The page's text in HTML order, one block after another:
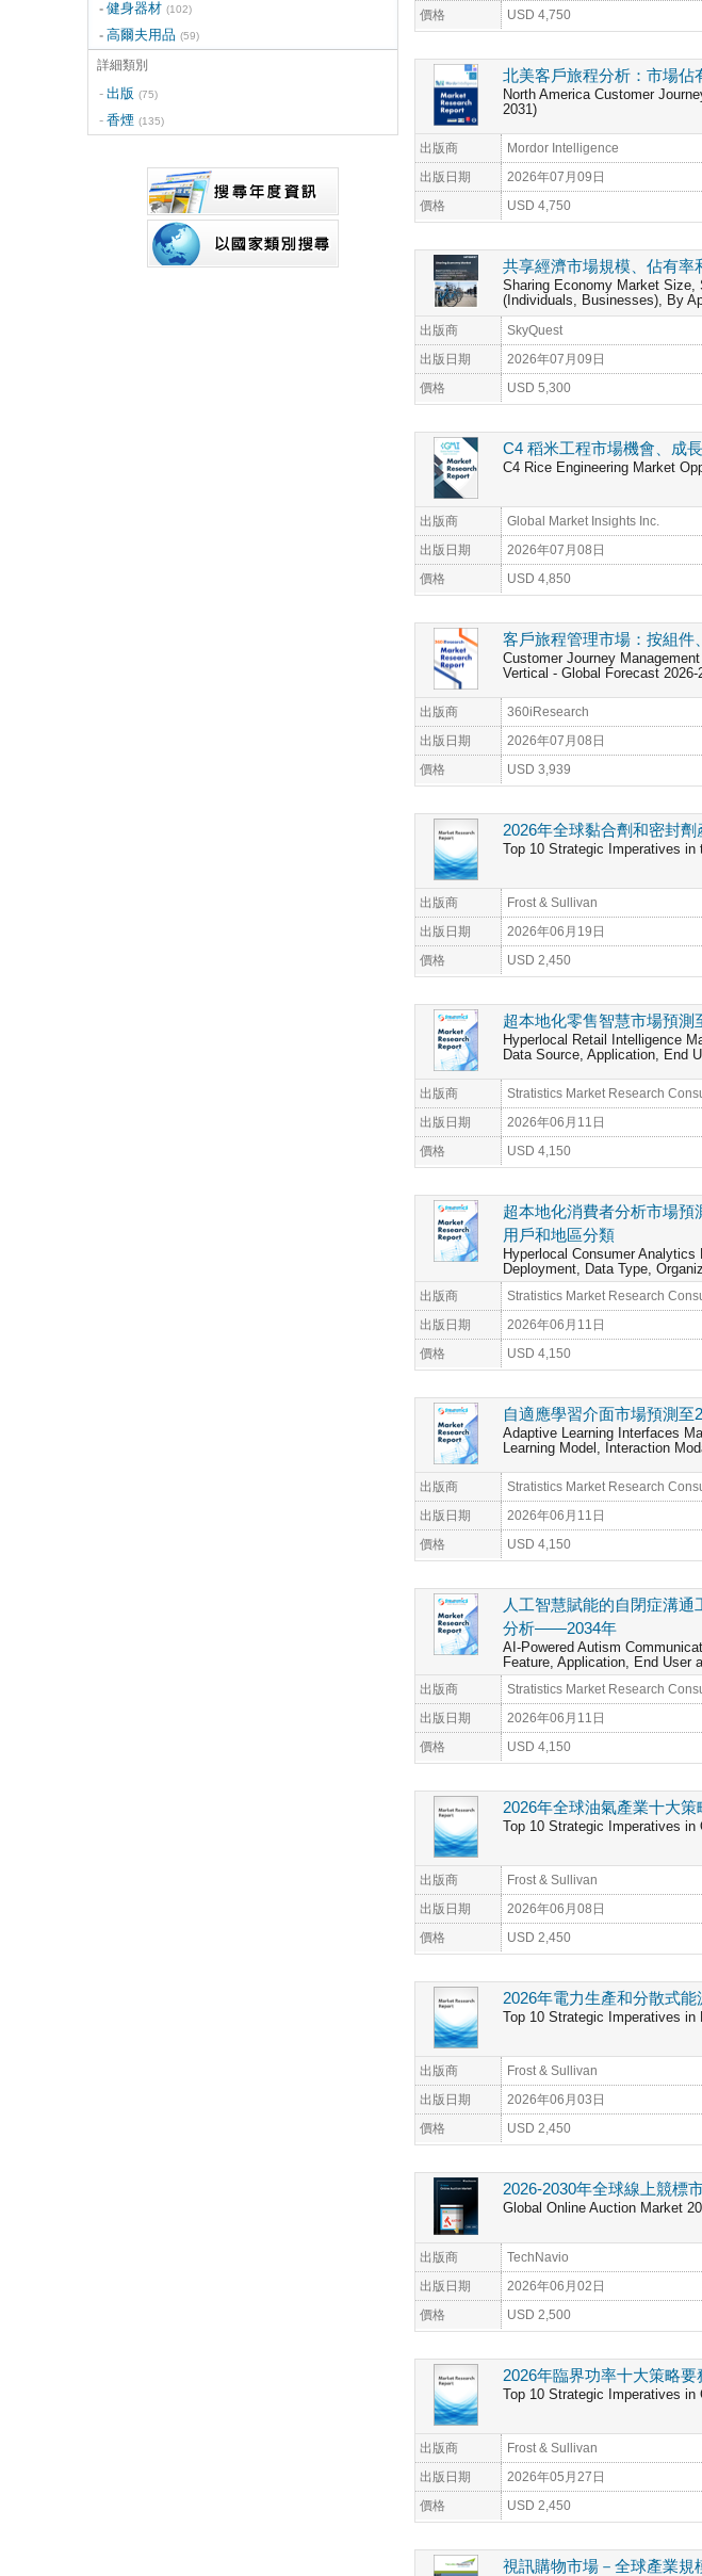
健身器材 (102)
高爾夫用品 (59)
詳細類別
出版 (75)
香煙 (135)
價格 USD 4,750
北美客戶旅程分析：市場佔
North America Customer
2031)
出版商 Mordor Intelligence
出版日期 2026年07月09日
價格 USD 4,750
共享經濟市場規模、佔有率
Sharing Economy Market Size,
(Individuals, Businesses), By
出版商 SkyQuest
出版日期 2026年07月09日
價格 USD 5,300
C4 稻米工程市場機會、成
C4 Rice Engineering Market
出版商 Global Market Insights Inc.
出版日期 2026年07月08日
價格 USD 4,850
客戶旅程管理市場：按組件
Customer Journey
Vertical - Global Forecast 2026-
出版商 360iResearch
出版日期 2026年07月08日
價格 USD 3,939
2026年全球黏合劑和密封
Top 10 Strategic Imperatives in
出版商 Frost & Sullivan
出版日期 2026年06月19日
價格 USD 2,450
超本地化零售智慧市場預
Hyperlocal Retail Intelligence
Data Source, Application, End
出版商 Stratistics Market Research
出版日期 2026年06月11日
價格 USD 4,150
超本地化消費者分析市場
用戶和地區分類
Hyperlocal Consumer
Deployment, Data Type,
出版商 Stratistics Market Research
出版日期 2026年06月11日
價格 USD 4,150
自適應學習介面市場預測
Adaptive Learning Interfaces
Learning Model, Interaction
出版商 Stratistics Market Research
出版日期 2026年06月11日
價格 USD 4,150
人工智慧賦能的自閉症溝
分析——2034年
AI-Powered Autism
Feature, Application, End User
出版商 Stratistics Market Research
出版日期 2026年06月11日
價格 USD 4,150
2026年全球油氣產業十大策
Top 10 Strategic Imperatives in
出版商 Frost & Sullivan
出版日期 2026年06月08日
價格 USD 2,450
2026年電力生產和分散式
Top 10 Strategic Imperatives in
出版商 Frost & Sullivan
出版日期 2026年06月03日
價格 USD 2,450
2026-2030年全球線上競標
Global Online Auction Market
出版商 TechNavio
出版日期 2026年06月02日
價格 USD 2,500
2026年臨界功率十大策略要
Top 10 Strategic Imperatives in
出版商 Frost & Sullivan
出版日期 2026年05月27日
價格 USD 2,450
視訊購物市場－全球產業規